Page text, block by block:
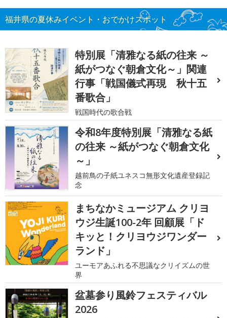
福井県の夏休みイベント・おでかけスポット
特別展「清雅なる紙の往来 ～
紙がつなぐ朝倉文化～」関連
行事「戦国儀式再現 秋十五
番歌合」
戦国時代の歌合戦
令和8年度特別展「清雅なる紙
の往来 ～紙がつなぐ朝倉文化
～」
越前鳥の子紙ユネスコ無形文化遺産登録記
念
まちなかミュージアム クリヨ
ウジ生誕100-2年 回顧展「ド
キッと！クリヨウジワンダー
ランド」
ユーモアあふれる不思議なクリイズムの世
界
盆墓参り風鈴フェスティバル
2026